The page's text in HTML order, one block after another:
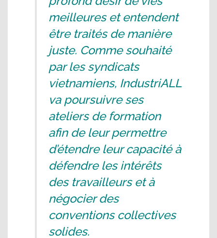
meilleures et entendent
être traités de manière
juste. Comme souhaité
par les syndicats
vietnamiens, IndustriALL
va poursuivre ses
ateliers de formation
afin de leur permettre
d’étendre leur capacité à
défendre les intérêts
des travailleurs et à
négocier des
conventions collectives
solides.